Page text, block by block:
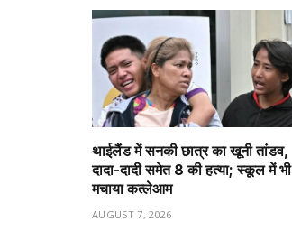
थाईलैंड में सनकी छात्र का खूनी तांडव,
दादा-दादी समेत 8 की हत्या; स्कूल में भी
मचाया कत्लेआम
AUGUST 7, 2026